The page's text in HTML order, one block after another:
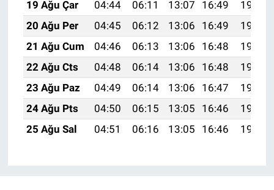
19 Ağu Çar
04:44 06:11 13:07 16:49
19:52
20 Ağu Per
04:45 06:12 13:06 16:49
19:51
21 Ağu Cum
04:46 06:13 13:06 16:48
19:49
22 Ağu Cts
04:48 06:14 13:06 16:48
19:48
23 Ağu Paz
04:49 06:14 13:06 16:47
19:47
24 Ağu Pts
04:50 06:15 13:05 16:46
19:45
25 Ağu Sal
04:51 06:16 13:05 16:46 19:44